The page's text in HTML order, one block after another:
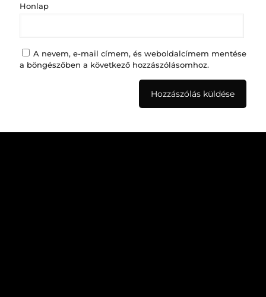
Honlap
A nevem, e-mail címem, és weboldalcímem mentése
a böngészőben a következő hozzászólásomhoz.